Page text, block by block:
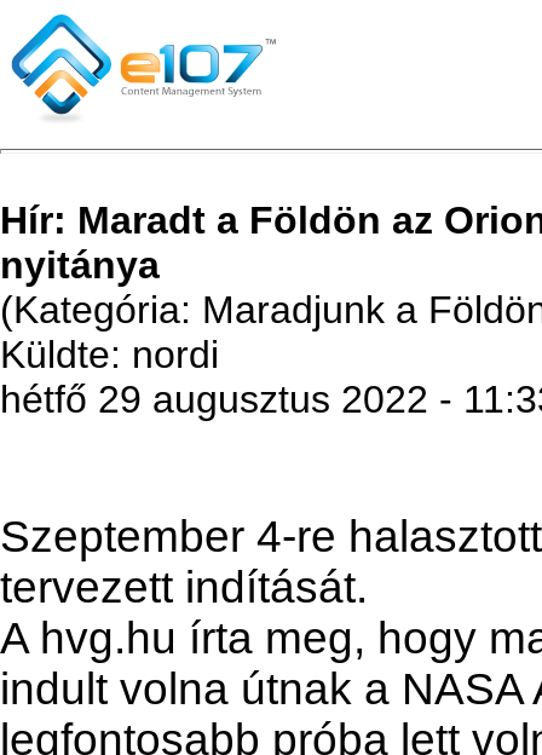
Hír: Maradt a Földön az
nyitánya
(Kategória: Maradjunk a
Küldte: nordi
hétfő 29 augusztus 2022 -
Szeptember 4-re
tervezett indítását.
A hvg.hu írta meg, hogy
indult volna útnak a
legfontosabb próba lett